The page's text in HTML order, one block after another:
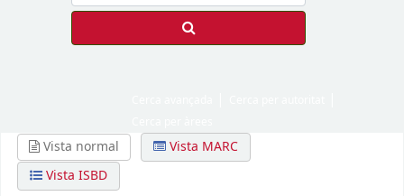
Vista normal
Vista MARC
Vista ISBD